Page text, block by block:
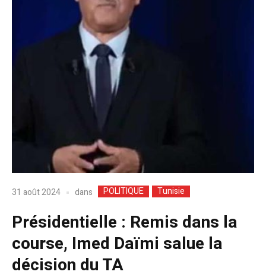
31 août 2024 dans POLITIQUE Tunisie
Présidentielle : Remis dans la
course, Imed Daïmi salue la
décision du TA